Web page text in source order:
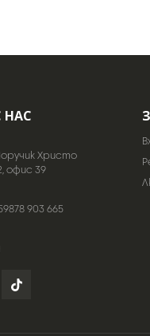
НАС
Христо
офис 39
903 665